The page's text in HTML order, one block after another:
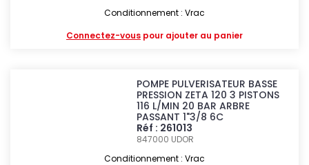
Conditionnement : Vrac
Connectez-vous pour ajouter au panier
POMPE PULVERISATEUR BASSE
PRESSION ZETA 120 3 PISTONS
116 L/MIN 20 BAR ARBRE
PASSANT 1"3/8 6C
Réf : 261013
847000 UDOR
Conditionnement : Vrac